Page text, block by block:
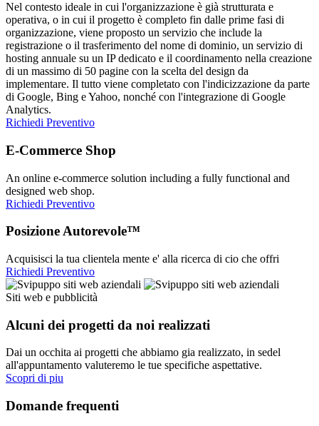
Nel contesto ideale in cui l'organizzazione è già strutturata e
operativa, o in cui il progetto è completo fin dalle prime fasi di
organizzazione, viene proposto un servizio che include la
registrazione o il trasferimento del nome di dominio, un servizio di
hosting annuale su un IP dedicato e il coordinamento nella creazione
di un massimo di 50 pagine con la scelta del design da
implementare. Il tutto viene completato con l'indicizzazione da parte
di Google, Bing e Yahoo, nonché con l'integrazione di Google
Analytics.
Richiedi Preventivo
E-Commerce Shop
An online e-commerce solution including a fully functional and
designed web shop.
Richiedi Preventivo
Posizione Autorevole™
Acquisisci la tua clientela mente e' alla ricerca di cio che offri
Richiedi Preventivo
Siti web e pubblicità
Alcuni dei progetti da noi realizzati
Dai un occhita ai progetti che abbiamo gia realizzato, in sedel
all'appuntamento valuteremo le tue specifiche aspettative.
Scopri di piu
Domande frequenti